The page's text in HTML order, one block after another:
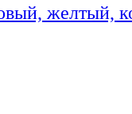
желтый,